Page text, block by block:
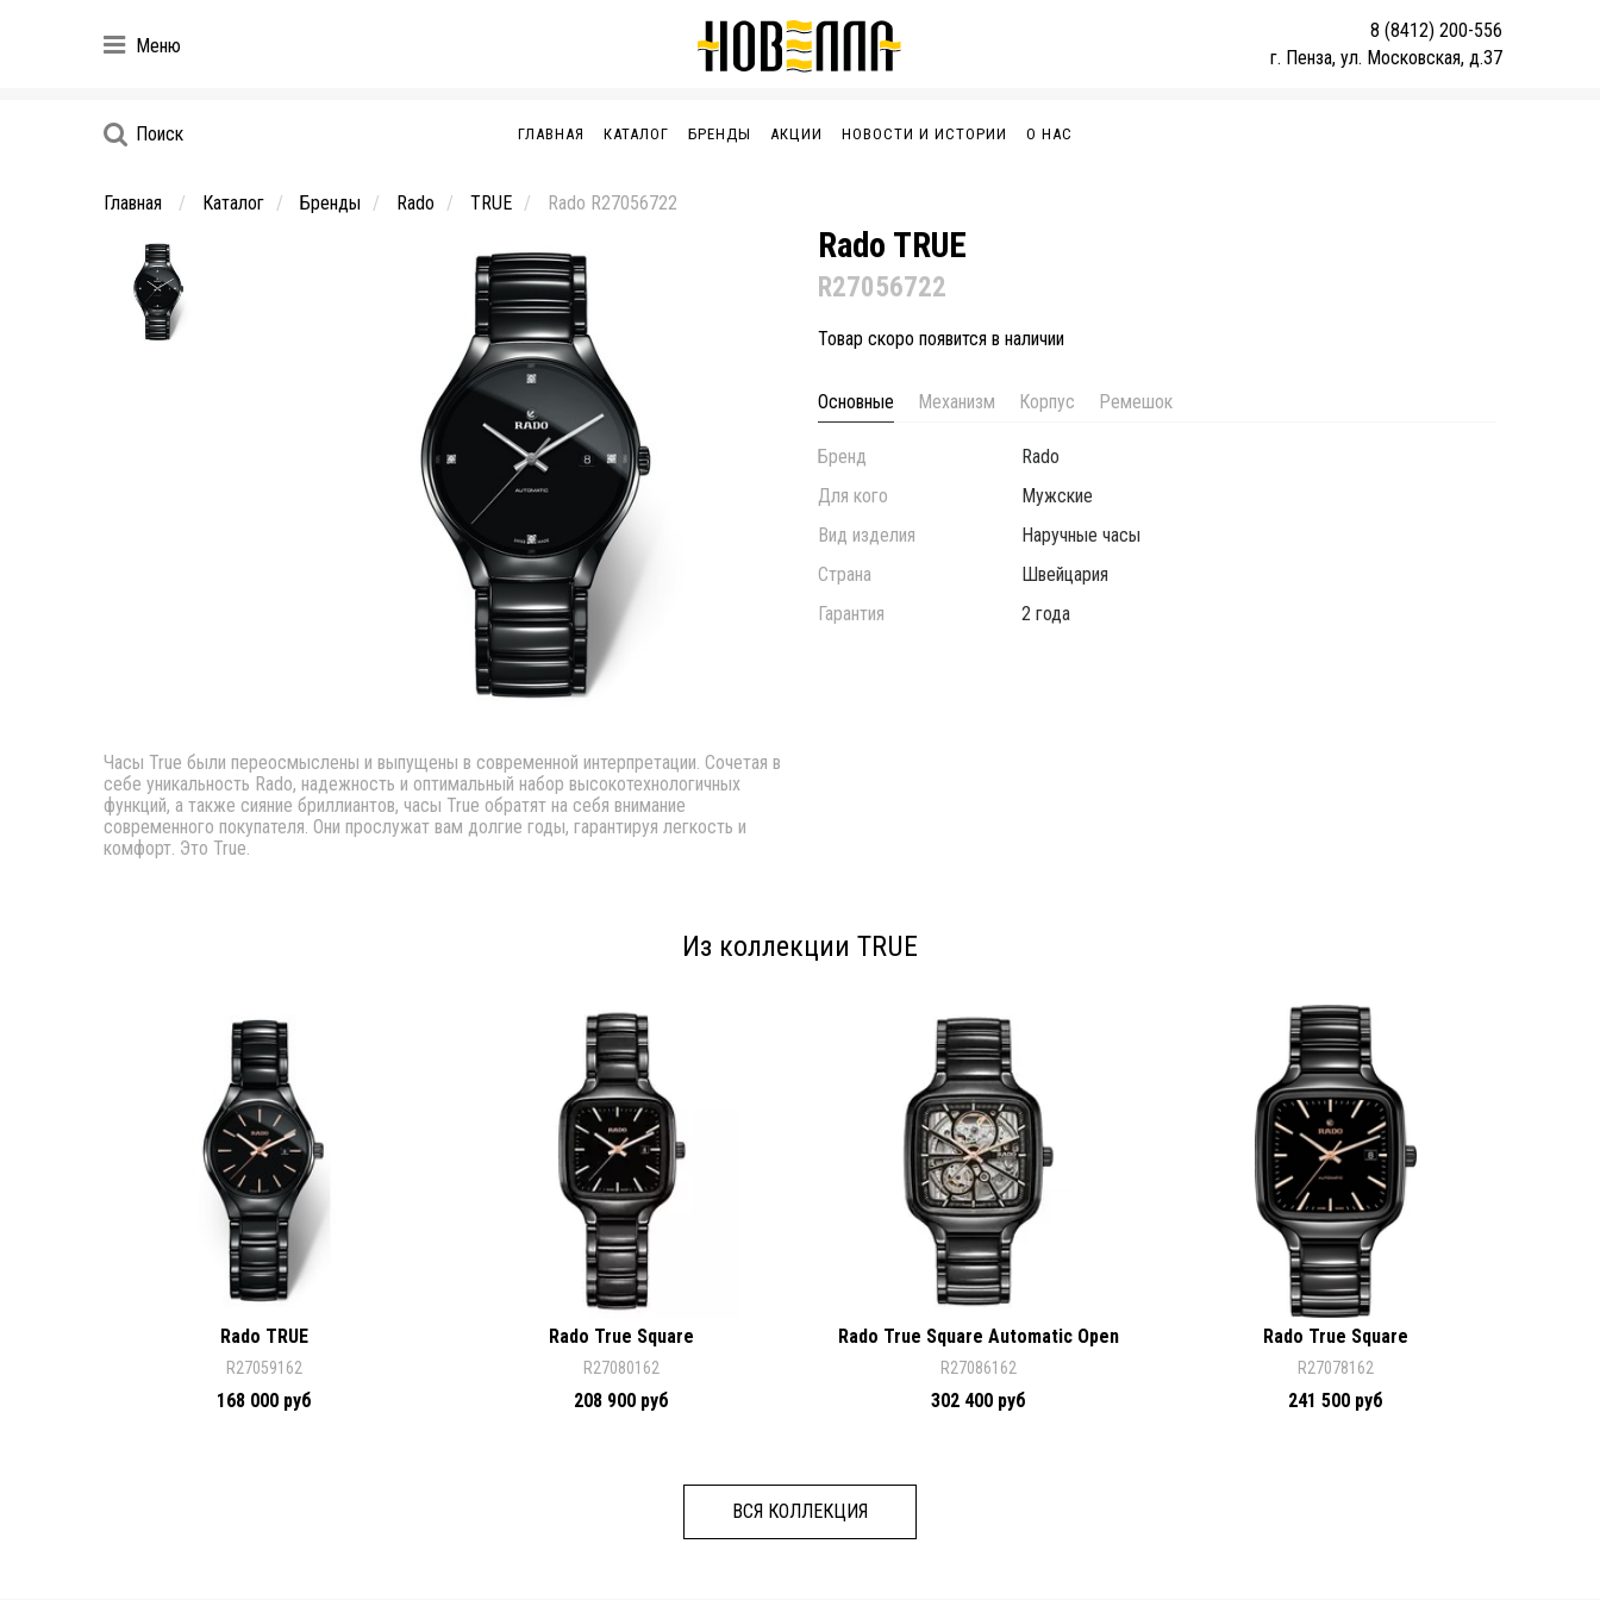
Меню
8 (8412) 200-556
г. Пенза, ул. Московская, д.37
Поиск ГЛАВНАЯ КАТАЛОГ БРЕНДЫ АКЦИИ НОВОСТИ И ИСТОРИИ О НАС
Главная Каталог Бренды Rado TRUE Rado R27056722
Часы True были переосмыслены и выпущены в современной интерпретации. Сочетая в
себе уникальность Rado, надежность и оптимальный набор высокотехнологичных
функций, а также сияние бриллиантов, часы True обратят на себя внимание
современного покупателя. Они прослужат вам долгие годы, гарантируя легкость и
комфорт. Это True.
Rado TRUE
R27056722
Товар скоро появится в наличии
Основные Механизм Корпус Ремешок
Бренд
Rado
Для кого
Мужские
Вид изделия
Наручные часы
Страна
Швейцария
Гарантия
2 года
Из коллекции TRUE
Rado TRUE
R27059162
168 000 руб
Rado True Square
R27080162
208 900 руб
Rado True Square Automatic Open
Heart
R27086162
302 400 руб
Rado True Square
R27078162
241 500 руб
ВСЯ КОЛЛЕКЦИЯ